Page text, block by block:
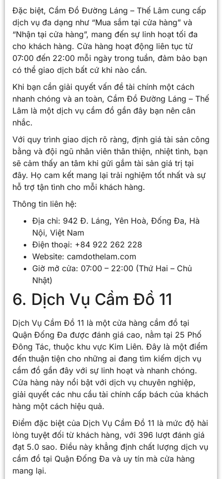
Đặc biệt, Cầm Đồ Đường Láng – Thế Lâm cung cấp
dịch vụ đa dạng như “Mua sắm tại cửa hàng” và
“Nhận tại cửa hàng”, mang đến sự linh hoạt tối đa
cho khách hàng. Cửa hàng hoạt động liên tục từ
07:00 đến 22:00 mỗi ngày trong tuần, đảm bảo bạn
có thể giao dịch bất cứ khi nào cần.
Khi bạn cần giải quyết vấn đề tài chính một cách
nhanh chóng và an toàn, Cầm Đồ Đường Láng – Thế
Lâm là một dịch vụ cầm đồ gần đây bạn nên cân
nhắc.
Với quy trình giao dịch rõ ràng, định giá tài sản công
bằng và đội ngũ nhân viên thân thiện, nhiệt tình, bạn
sẽ cảm thấy an tâm khi gửi gắm tài sản giá trị tại
đây. Họ cam kết mang lại trải nghiệm tốt nhất và sự
hỗ trợ tận tình cho mỗi khách hàng.
Thông tin liên hệ:
Địa chỉ: 942 Đ. Láng, Yên Hoà, Đống Đa, Hà
Nội, Việt Nam
Điện thoại: +84 922 262 228
Website: camdothelam.com
Giờ mở cửa: 07:00 – 22:00 (Thứ Hai – Chủ
Nhật)
6. Dịch Vụ Cầm Đồ 11
Dịch Vụ Cầm Đồ 11 là một cửa hàng cầm đồ tại
Quận Đống Đa được đánh giá cao, nằm tại 25 Phố
Đông Tác, thuộc khu vực Kim Liên. Đây là một điểm
đến thuận tiện cho những ai đang tìm kiếm dịch vụ
cầm đồ gần đây với sự linh hoạt và nhanh chóng.
Cửa hàng này nổi bật với dịch vụ chuyên nghiệp,
giải quyết các nhu cầu tài chính cấp bách của khách
hàng một cách hiệu quả.
Điểm đặc biệt của Dịch Vụ Cầm Đồ 11 là mức độ hài
lòng tuyệt đối từ khách hàng, với 396 lượt đánh giá
đạt 5.0 sao. Điều này khẳng định chất lượng dịch vụ
cầm đồ tại Quận Đống Đa và uy tín mà cửa hàng
mang lại.